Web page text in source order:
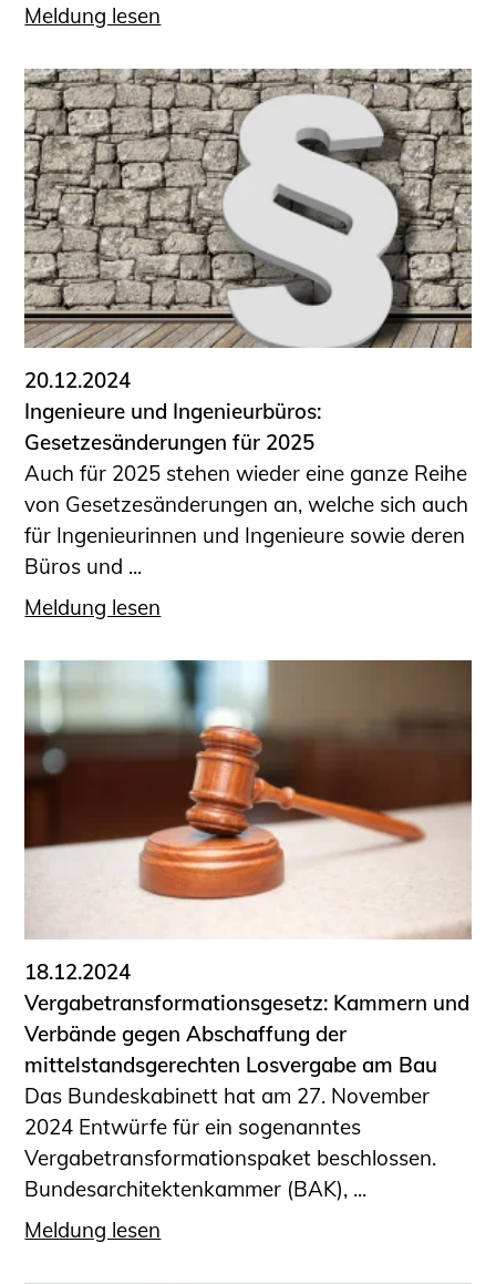
Meldung lesen
20.12.2024
Ingenieure und Ingenieurbüros:
Gesetzesänderungen für 2025
Auch für 2025 stehen wieder eine ganze Reihe
von Gesetzesänderungen an, welche sich auch
für Ingenieurinnen und Ingenieure sowie deren
Büros und ...
Meldung lesen
18.12.2024
Vergabetransformationsgesetz: Kammern und
Verbände gegen Abschaffung der
mittelstandsgerechten Losvergabe am Bau
Das Bundeskabinett hat am 27. November
2024 Entwürfe für ein sogenanntes
Vergabetransformationspaket beschlossen.
Bundesarchitektenkammer (BAK), ...
Meldung lesen